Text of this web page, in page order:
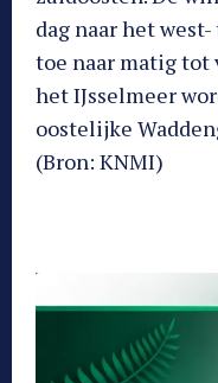
dag naar het
toe naar matig tot
het IJsselmeer
oostelijke
(Bron: KNMI)